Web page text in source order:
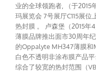
业的全球领跑者, （于2015
玛展览会 7号展厅C115展
热封膜 。 卢森堡（2015年
薄膜品牌推出面市30周年
的Oppalyte MH347薄膜和
白色不透明非涂布膜产品
综合了较宽的热封范围（